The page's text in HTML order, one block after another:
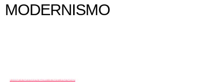
MODERNISMO
HISTÓRIA EM TÓPICOS